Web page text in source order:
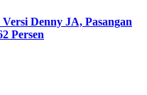
Denny JA, Pasangan
Persen